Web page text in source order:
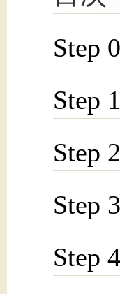
Step
Step
Step
Step
Step